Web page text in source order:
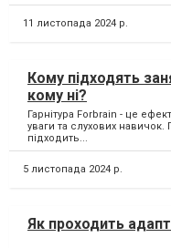
11 листопада 2024 р.
Кому підходять
кому ні?
Гарнітура Forbrain - це
уваги та слухових навичок.
підходить...
5 листопада 2024 р.
Як проходить